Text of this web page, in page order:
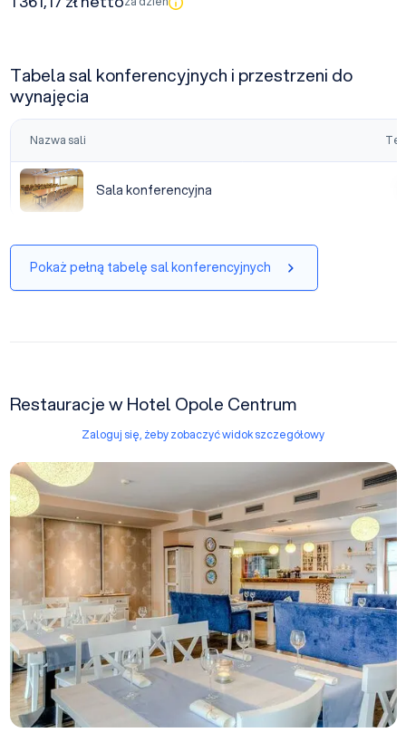
Tabela sal konferencyjnych i przestrzeni do
wynajęcia
Nazwa sali
Sala konferencyjna
Sala konferencyjna
Pokaż pełną tabelę sal konferencyjnych
Restauracje w Hotel Opole Centrum
Zaloguj się, żeby zobaczyć widok szczegółowy